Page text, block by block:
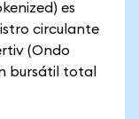
es
circulante
(Ondo
bursátil total